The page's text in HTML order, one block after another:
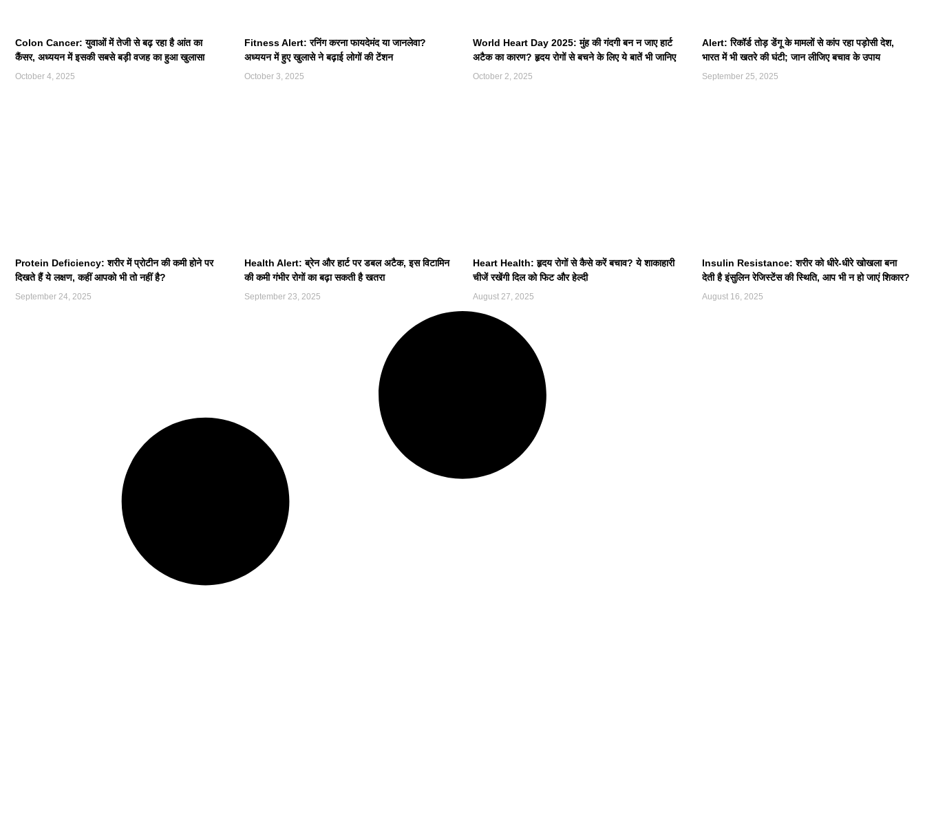
Colon Cancer: युवाओं में तेजी से बढ़ रहा है आंत का
कैंसर, अध्ययन में इसकी सबसे बड़ी वजह का हुआ खुलासा
October 4, 2025
Fitness Alert: रनिंग करना फायदेमंद या जानलेवा?
अध्ययन में हुए खुलासे ने बढ़ाई लोगों की टेंशन
October 3, 2025
World Heart Day 2025: मुंह की गंदगी बन न जाए हार्ट
अटैक का कारण? हृदय रोगों से बचने के लिए ये बातें भी जानिए
October 2, 2025
Alert: रिकॉर्ड तोड़ डेंगू के मामलों से कांप रहा पड़ोसी देश,
भारत में भी खतरे की घंटी; जान लीजिए बचाव के उपाय
September 25, 2025
Protein Deficiency: शरीर में प्रोटीन की कमी होने पर
दिखते हैं ये लक्षण, कहीं आपको भी तो नहीं है?
September 24, 2025
Health Alert: ब्रेन और हार्ट पर डबल अटैक, इस विटामिन
की कमी गंभीर रोगों का बढ़ा सकती है खतरा
September 23, 2025
Heart Health: हृदय रोगों से कैसे करें बचाव? ये शाकाहारी
चीजें रखेंगी दिल को फिट और हेल्दी
August 27, 2025
Insulin Resistance: शरीर को धीरे-धीरे खोखला बना
देती है इंसुलिन रेजिस्टेंस की स्थिति, आप भी न हो जाएं शिकार?
August 16, 2025